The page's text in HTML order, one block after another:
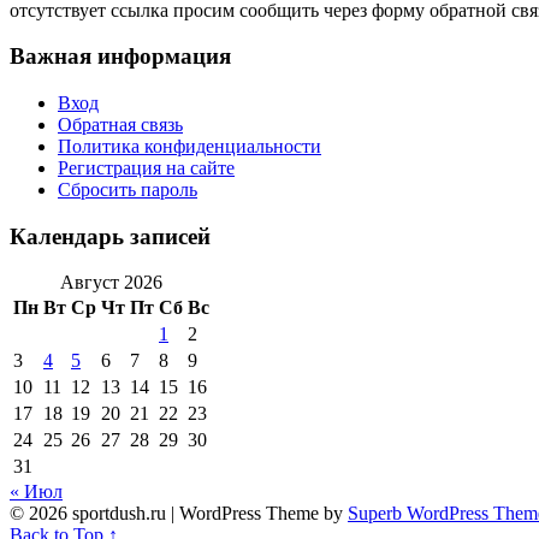
отсутствует ссылка просим сообщить через форму обратной
Важная информация
Вход
Обратная связь
Политика конфиденциальности
Регистрация на сайте
Сбросить пароль
Календарь записей
Август 2026
Пн Вт Ср Чт Пт Сб Вс
1
2
3
4 5 6 7 8
9
10 11 12 13 14 15 16
17 18 19 20 21 22 23
24 25 26 27 28 29 30
31
« Июл
© 2026 sportdush.ru
| WordPress Theme by Superb WordPress